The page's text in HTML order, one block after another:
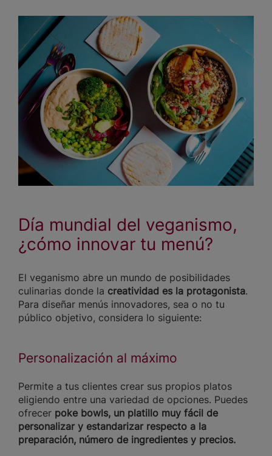
Día mundial del veganismo,
¿cómo innovar tu menú?
El veganismo abre un mundo de posibilidades
culinarias donde la creatividad es la protagonista.
Para diseñar menús innovadores, sea o no tu
público objetivo, considera lo siguiente:
Personalización al máximo
Permite a tus clientes crear sus propios platos
eligiendo entre una variedad de opciones. Puedes
ofrecer poke bowls, un platillo muy fácil de
personalizar y estandarizar respecto a la
preparación, número de ingredientes y precios.